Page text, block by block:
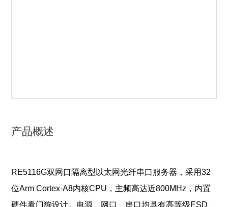
产品概述
RE5116G双网口隔离型以太网光纤串口服务器，采用32
位Arm Cortex-A8内核CPU，主频高达近800MHz，内置
硬件看门狗设计。电源、网口、串口均具有高等级ESD、